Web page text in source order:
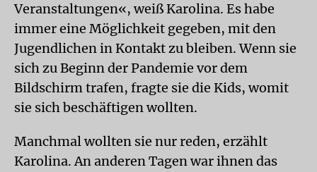
Veranstaltungen«, weiß Karolina. Es habe
immer eine Möglichkeit gegeben, mit den
Jugendlichen in Kontakt zu bleiben. Wenn sie
sich zu Beginn der Pandemie vor dem
Bildschirm trafen, fragte sie die Kids, womit
sie sich beschäftigen wollten.
Manchmal wollten sie nur reden, erzählt
Karolina. An anderen Tagen war ihnen das